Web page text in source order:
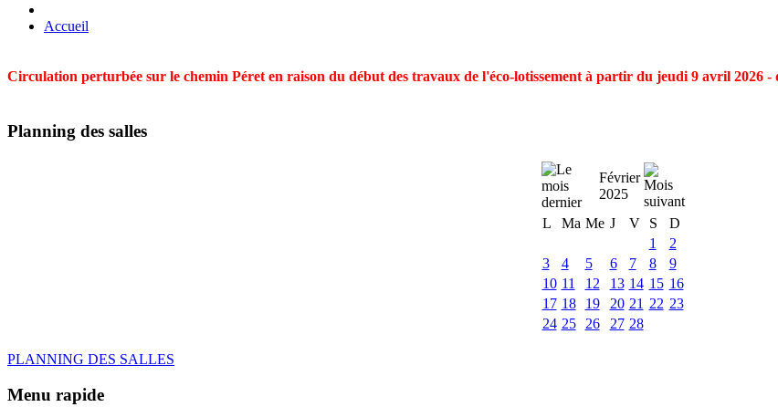
Accueil
Circulation perturbée sur le chemin Péret en raison du début des travaux de l'éco-lotissement à partir du jeudi 9 avril 2026 -
Planning des salles
Février
2025
L
Ma Me J V S
D
1
2
3
4 5 6 7 8
9
10 11 12 13 14 15 16
17 18 19 20 21 22 23
24 25 26 27 28
PLANNING DES SALLES
Menu rapide